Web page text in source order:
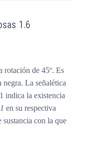
1.6
rotación de 45º. Es
negra. La señalética
indica la existencia
en su respectiva
con la que